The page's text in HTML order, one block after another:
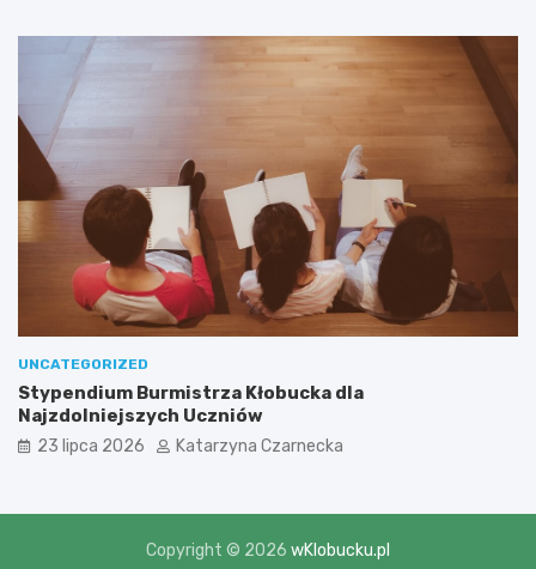
UNCATEGORIZED
Stypendium Burmistrza Kłobucka dla
Najzdolniejszych Uczniów
23 lipca 2026 Katarzyna Czarnecka
Copyright © 2026 wKlobucku.pl